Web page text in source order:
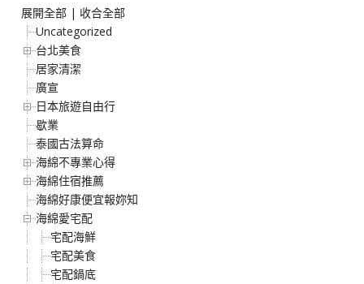
展開全部 | 收合全部
Uncategorized
台北美食
居家清潔
廣宣
日本旅遊自由行
歇業
泰國古法算命
海綿不專業心得
海綿住宿推薦
海綿好康便宜報妳知
海綿愛宅配
宅配海鮮
宅配美食
宅配鍋底